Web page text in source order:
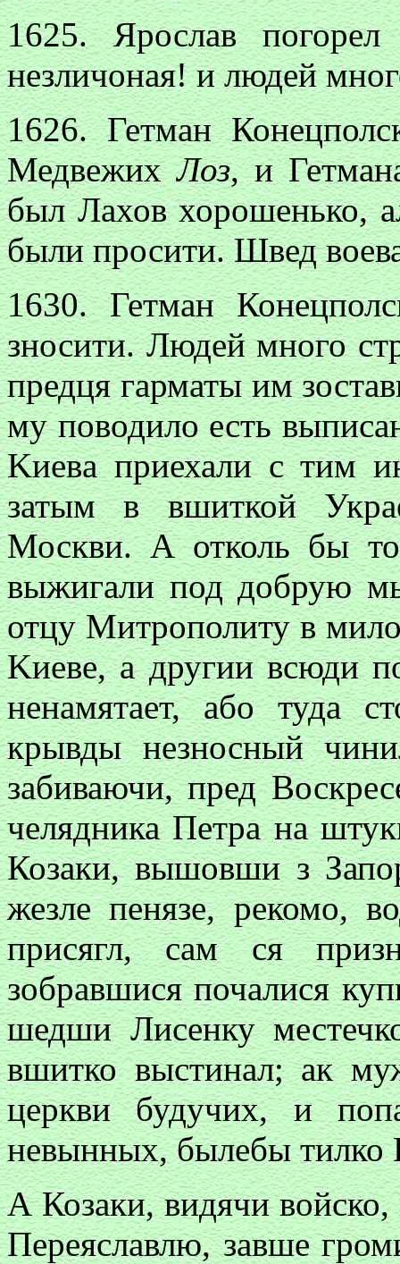
1625. Ярослав
незличоная! и людей
1626. Гетман
МедвежихЛоз, и
был Лахов хорошенько,
были просити. Швед
1630. Гетман
зносити. Людей много
предця гарматы им
му поводило есть
Kиевa приехали с тим
затым в вшиткой
Москви. А отколь бы
выжигали под добрую
отцу Митрополиту в
Kиеве, а другии всюди
ненамятает, або туда
крывды незносный
забиваючи, пред
челядника Петра на
Козаки, вышовши з
жезле пенязе, рекомо,
присягл, сам ся
зобравшися почалися
шедши Лисенку
вшитко выстинал; ак
церкви будучих, и
невынных, былебы тилко
А Козаки, видячи
Переяславлю, завше